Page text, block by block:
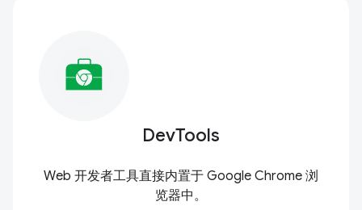
DevTools
Web 开发者工具直接内置于 Google Chrome 浏
览器中。